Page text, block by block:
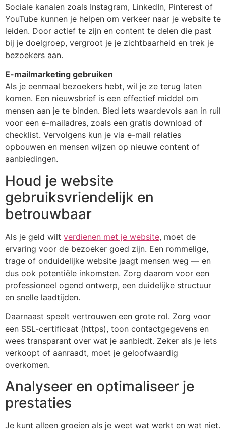
Sociale kanalen zoals Instagram, LinkedIn, Pinterest of
YouTube kunnen je helpen om verkeer naar je website te
leiden. Door actief te zijn en content te delen die past
bij je doelgroep, vergroot je je zichtbaarheid en trek je
bezoekers aan.
E-mailmarketing gebruiken
Als je eenmaal bezoekers hebt, wil je ze terug laten
komen. Een nieuwsbrief is een effectief middel om
mensen aan je te binden. Bied iets waardevols aan in ruil
voor een e-mailadres, zoals een gratis download of
checklist. Vervolgens kun je via e-mail relaties
opbouwen en mensen wijzen op nieuwe content of
aanbiedingen.
Houd je website
gebruiksvriendelijk en
betrouwbaar
Als je geld wilt verdienen met je website, moet de
ervaring voor de bezoeker goed zijn. Een rommelige,
trage of onduidelijke website jaagt mensen weg — en
dus ook potentiële inkomsten. Zorg daarom voor een
professioneel ogend ontwerp, een duidelijke structuur
en snelle laadtijden.
Daarnaast speelt vertrouwen een grote rol. Zorg voor
een SSL-certificaat (https), toon contactgegevens en
wees transparant over wat je aanbiedt. Zeker als je iets
verkoopt of aanraadt, moet je geloofwaardig
overkomen.
Analyseer en optimaliseer je
prestaties
Je kunt alleen groeien als je weet wat werkt en wat niet.